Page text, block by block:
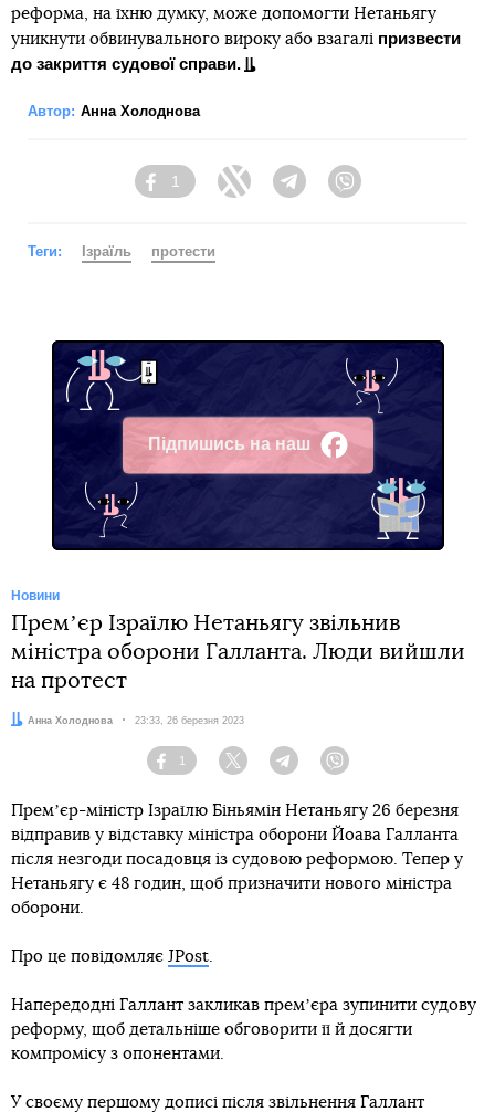
реформа, на їхню думку, може допомогти Нетаньягу
уникнути обвинувального вироку або взагалі призвести
до закриття судової справи.
Автор: Анна Холоднова
Facebook
1
Twitter TelegramViber
Теги: Ізраїль протести
Підпишись на наш
Facebook
Новини
Премʼєр Ізраїлю Нетаньягу звільнив
міністра оборони Галланта. Люди вийшли
на протест
Автор:
Анна Холоднова Дата:
23:33, 26 березня 2023
Facebook
1
Twitter TelegramViber
Премʼєр-міністр Ізраїлю Біньямін Нетаньягу 26 березня
відправив у відставку міністра оборони Йоава Галланта
після незгоди посадовця із судовою реформою. Тепер у
Нетаньягу є 48 годин, щоб призначити нового міністра
оборони.
Про це повідомляє JPost
Напередодні Галлант закликав премʼєра зупинити судову
реформу, щоб детальніше обговорити її й досягти
компромісу з опонентами.
У своєму першому дописі після звільнення Галлант